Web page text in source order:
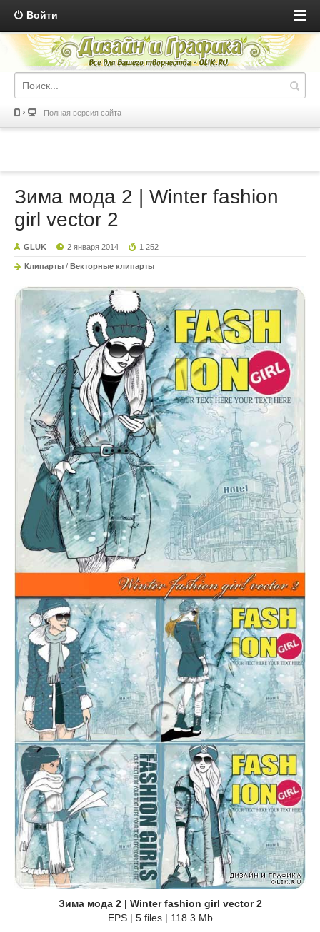
Войти
Полная версия сайта
Зима мода 2 | Winter fashion
girl vector 2
GLUK 2 января 2014 1 252
Клипарты / Векторные клипарты
Зима мода 2 | Winter fashion girl vector 2
EPS | 5 files | 118.3 Mb